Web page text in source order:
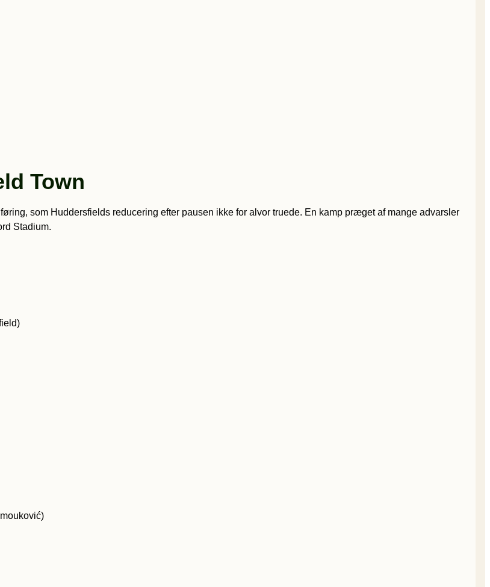
Town
som Huddersfields reducering efter pausen ikke for alvor truede. En kamp præget af mange advarsler
Stadium.